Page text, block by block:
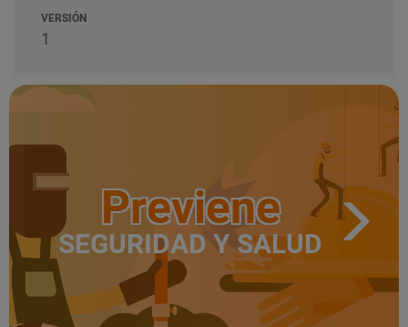
VERSIÓN
1
Previene
SEGURIDAD Y SALUD